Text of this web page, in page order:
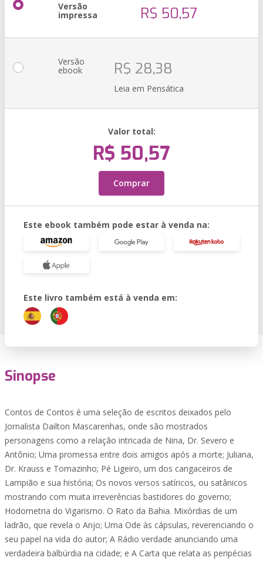
Versão
impressa R$ 50,57
Versão
ebook R$ 28,38
Leia em Pensática
Valor total:
R$ 50,57
Comprar
Este ebook também pode estar à venda na:
Este livro também está à venda em:
Sinopse
Contos de Contos é uma seleção de escritos deixados pelo
Jornalista Dailton Mascarenhas, onde são mostrados
personagens como a relação intricada de Nina, Dr. Severo e
Antônio; Uma promessa entre dois amigos após a morte; Juliana,
Dr. Krauss e Tomazinho; Pé Ligeiro, um dos cangaceiros de
Lampião e sua história; Os novos versos satíricos, ou satânicos
mostrando com muita irreverências bastidores do governo;
Hodometria do Vigarismo. O Rato da Bahia. Mixórdias de um
ladrão, que revela o Anjo; Uma Ode às cápsulas, reverenciando o
seu papel na vida do autor; A Rádio verdade anunciando uma
verdadeira balbúrdia na cidade; e A Carta que relata as peripécias